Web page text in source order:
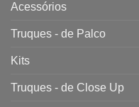
Acessórios
Truques - de Palco
Kits
Truques - de Close Up